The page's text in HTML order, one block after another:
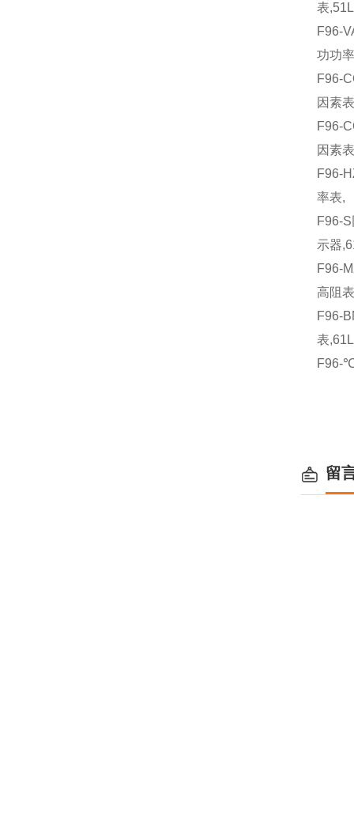
表
F96-
功功
F96-
因素
F96-
因素
F96-
率表,
F96-
示器
F96-
高阻
F96-
表
F96-
留